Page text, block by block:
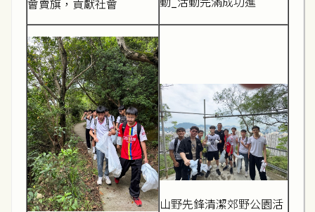
會賣旗，貢獻社會
山野先鋒清潔郊野公園活